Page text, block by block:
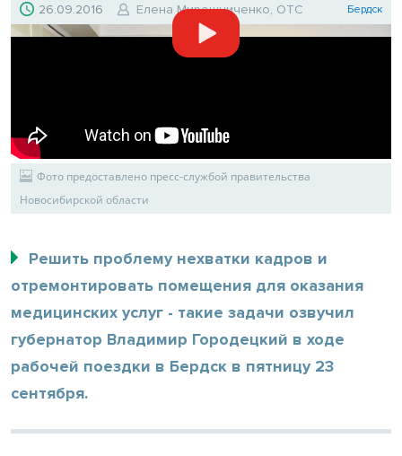
26.09.2016 Елена Мирошниченко, ОТС Бердск
Фото предоставлено пресс-службой правительства
Новосибирской области
Решить проблему нехватки кадров и
отремонтировать помещения для оказания
медицинских услуг - такие задачи озвучил
губернатор Владимир Городецкий в ходе
рабочей поездки в Бердск в пятницу 23
сентября.